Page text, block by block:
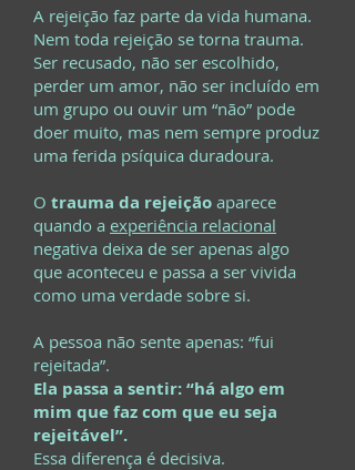
A rejeição faz parte da vida humana.
Nem toda rejeição se torna trauma.
Ser recusado, não ser escolhido,
perder um amor, não ser incluído em
um grupo ou ouvir um “não” pode
doer muito, mas nem sempre produz
uma ferida psíquica duradoura.
O trauma da rejeição aparece
quando a experiência relacional
negativa deixa de ser apenas algo
que aconteceu e passa a ser vivida
como uma verdade sobre si.
A pessoa não sente apenas: “fui
rejeitada”.
Ela passa a sentir: “há algo em
mim que faz com que eu seja
rejeitável”.
Essa diferença é decisiva.